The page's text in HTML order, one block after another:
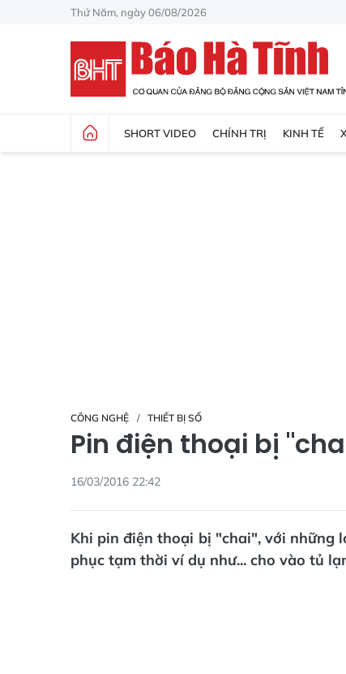
Thứ Năm, ngày 06/08/2026
SHORT VIDEO CHÍNH TRỊ KINH TẾ
CÔNG NGHỆ THIẾT BỊ SỐ
Pin điện thoại bị
16/03/2016 22:42
Khi pin điện thoại bị "chai", với những
phục tạm thời ví dụ như... cho vào tủ